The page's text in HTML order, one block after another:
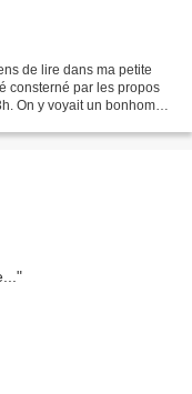
de lire dans ma petite
consterné par les propos
On y voyait un bonhomme